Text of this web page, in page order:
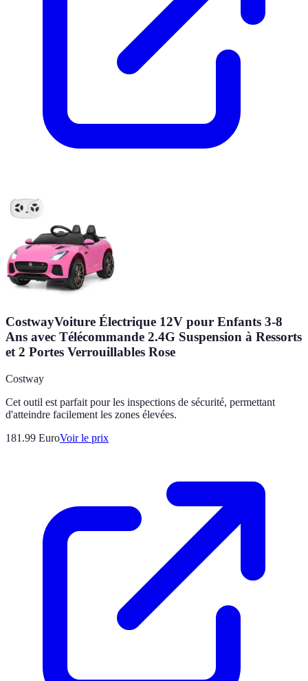
CostwayVoiture Électrique 12V pour Enfants 3-8
Ans avec Télécommande 2.4G Suspension à Ressorts
et 2 Portes Verrouillables Rose
Costway
Cet outil est parfait pour les inspections de sécurité, permettant
d'atteindre facilement les zones élevées.
181.99 EuroVoir le prix